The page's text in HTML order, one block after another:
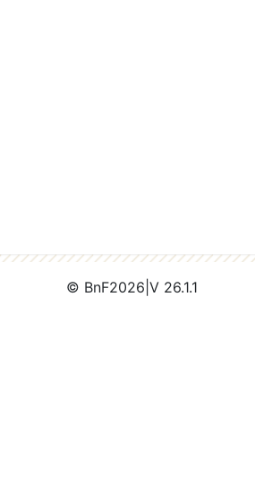
© BnF2026 V 26.1.1